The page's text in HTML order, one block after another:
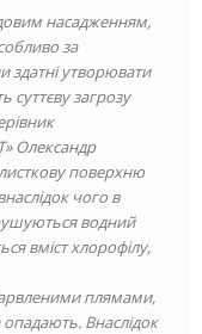
насадженням,
за
здатні утворювати
суттєву загрозу
Олександр
поверхню
чого в
водний
вміст хлорофілу,
плямами,
Внаслідок